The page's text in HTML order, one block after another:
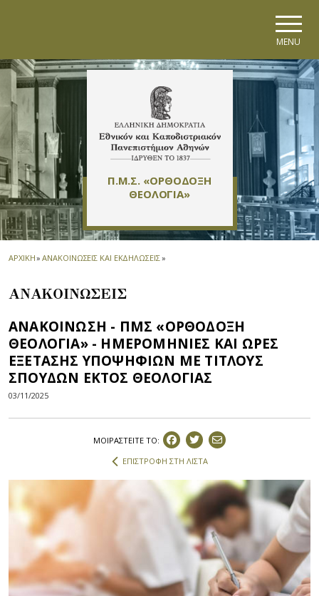
MENU
Π.Μ.Σ. «ΟΡΘΟΔΟΞΗ
ΘΕΟΛΟΓΙΑ»
ΑΡΧΙΚΗ» ΑΝΑΚΟΙΝΩΣΕΙΣ ΚΑΙ ΕΚΔΗΛΩΣΕΙΣ»
ΑΝΑΚΟΙΝΩΣΕΙΣ
ΑΝΑΚΟΙΝΩΣΗ - ΠΜΣ «ΟΡΘΟΔΟΞΗ
ΘΕΟΛΟΓΙΑ» - ΗΜΕΡΟΜΗΝΙΕΣ ΚΑΙ ΩΡΕΣ
ΕΞΕΤΑΣΗΣ ΥΠΟΨΗΦΙΩΝ ΜΕ ΤΙΤΛΟΥΣ
ΣΠΟΥΔΩΝ ΕΚΤΟΣ ΘΕΟΛΟΓΙΑΣ
03/11/2025
ΜΟΙΡΑΣΤEIΤΕ ΤΟ:
ΕΠΙΣΤΡΟΦΗ ΣΤΗ ΛΙΣΤΑ